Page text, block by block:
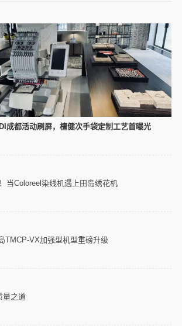
成都活动刷屏，檀健次手袋定制工艺首曝光
当Coloreel染线机遇上田岛绣花机
TMCP-VX加强型机型重磅升级
量之道